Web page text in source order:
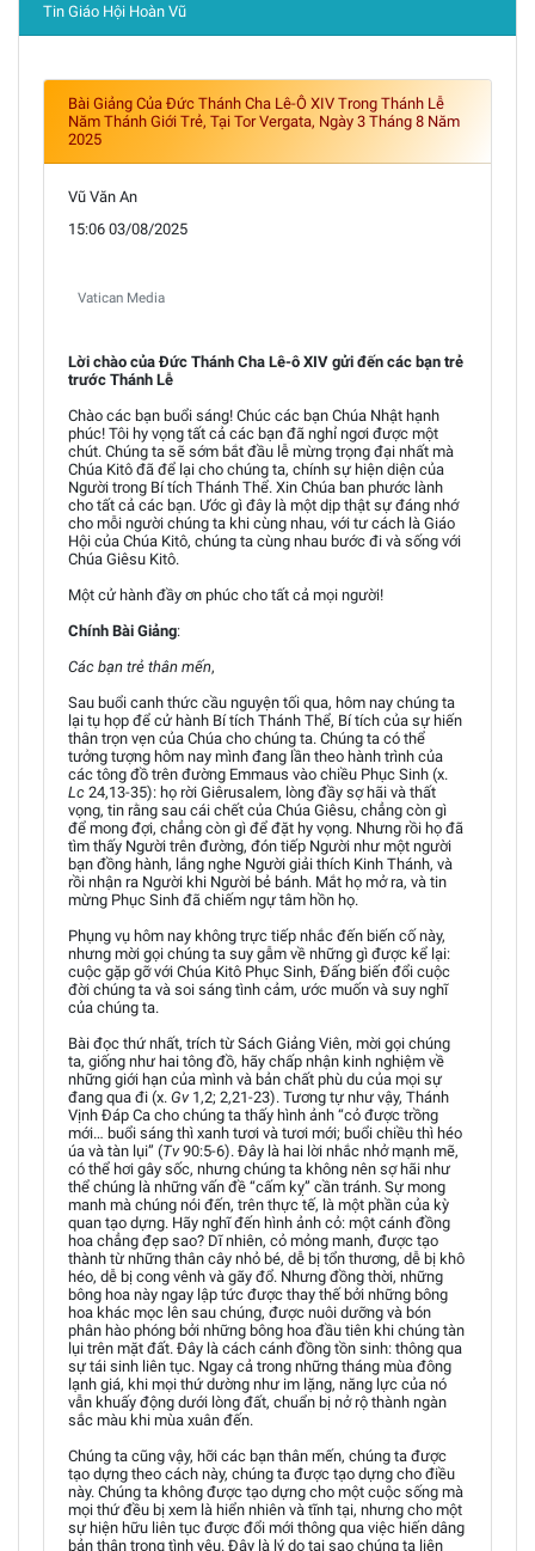
Tin Giáo Hội Hoàn Vũ
Bài Giảng Của Đức Thánh Cha Lê-Ô XIV Trong Thánh Lễ
Năm Thánh Giới Trẻ, Tại Tor Vergata, Ngày 3 Tháng 8 Năm
2025
Vũ Văn An
15:06 03/08/2025
Vatican Media
Lời chào của Đức Thánh Cha Lê-ô XIV gửi đến các bạn trẻ
trước Thánh Lễ
Chào các bạn buổi sáng! Chúc các bạn Chúa Nhật hạnh
phúc! Tôi hy vọng tất cả các bạn đã nghỉ ngơi được một
chút. Chúng ta sẽ sớm bắt đầu lễ mừng trọng đại nhất mà
Chúa Kitô đã để lại cho chúng ta, chính sự hiện diện của
Người trong Bí tích Thánh Thể. Xin Chúa ban phước lành
cho tất cả các bạn. Ước gì đây là một dịp thật sự đáng nhớ
cho mỗi người chúng ta khi cùng nhau, với tư cách là Giáo
Hội của Chúa Kitô, chúng ta cùng nhau bước đi và sống với
Chúa Giêsu Kitô.
Một cử hành đầy ơn phúc cho tất cả mọi người!
Chính Bài Giảng:
Các bạn trẻ thân mến,
Sau buổi canh thức cầu nguyện tối qua, hôm nay chúng ta
lại tụ họp để cử hành Bí tích Thánh Thể, Bí tích của sự hiến
thân trọn vẹn của Chúa cho chúng ta. Chúng ta có thể
tưởng tượng hôm nay mình đang lần theo hành trình của
các tông đồ trên đường Emmaus vào chiều Phục Sinh (x.
Lc 24,13-35): họ rời Giêrusalem, lòng đầy sợ hãi và thất
vọng, tin rằng sau cái chết của Chúa Giêsu, chẳng còn gì
để mong đợi, chẳng còn gì để đặt hy vọng. Nhưng rồi họ đã
tìm thấy Người trên đường, đón tiếp Người như một người
bạn đồng hành, lắng nghe Người giải thích Kinh Thánh, và
rồi nhận ra Người khi Người bẻ bánh. Mắt họ mở ra, và tin
mừng Phục Sinh đã chiếm ngự tâm hồn họ.
Phụng vụ hôm nay không trực tiếp nhắc đến biến cố này,
nhưng mời gọi chúng ta suy gẫm về những gì được kể lại:
cuộc gặp gỡ với Chúa Kitô Phục Sinh, Đấng biến đổi cuộc
đời chúng ta và soi sáng tình cảm, ước muốn và suy nghĩ
của chúng ta.
Bài đọc thứ nhất, trích từ Sách Giảng Viên, mời gọi chúng
ta, giống như hai tông đồ, hãy chấp nhận kinh nghiệm về
những giới hạn của mình và bản chất phù du của mọi sự
đang qua đi (x. Gv1,2; 2,21-23). Tương tự như vậy, Thánh
Vịnh Đáp Ca cho chúng ta thấy hình ảnh “cỏ được trồng
mới… buổi sáng thì xanh tươi và tươi mới; buổi chiều thì héo
úa và tàn lụi” (Tv90:5-6). Đây là hai lời nhắc nhở mạnh mẽ,
có thể hơi gây sốc, nhưng chúng ta không nên sợ hãi như
thể chúng là những vấn đề “cấm kỵ” cần tránh. Sự mong
manh mà chúng nói đến, trên thực tế, là một phần của kỳ
quan tạo dựng. Hãy nghĩ đến hình ảnh cỏ: một cánh đồng
hoa chẳng đẹp sao? Dĩ nhiên, cỏ mỏng manh, được tạo
thành từ những thân cây nhỏ bé, dễ bị tổn thương, dễ bị khô
héo, dễ bị cong vênh và gãy đổ. Nhưng đồng thời, những
bông hoa này ngay lập tức được thay thế bởi những bông
hoa khác mọc lên sau chúng, được nuôi dưỡng và bón
phân hào phóng bởi những bông hoa đầu tiên khi chúng tàn
lụi trên mặt đất. Đây là cách cánh đồng tồn sinh: thông qua
sự tái sinh liên tục. Ngay cả trong những tháng mùa đông
lạnh giá, khi mọi thứ dường như im lặng, năng lực của nó
vẫn khuấy động dưới lòng đất, chuẩn bị nở rộ thành ngàn
sắc màu khi mùa xuân đến.
Chúng ta cũng vậy, hỡi các bạn thân mến, chúng ta được
tạo dựng theo cách này, chúng ta được tạo dựng cho điều
này. Chúng ta không được tạo dựng cho một cuộc sống mà
mọi thứ đều bị xem là hiển nhiên và tĩnh tại, nhưng cho một
sự hiện hữu liên tục được đổi mới thông qua việc hiến dâng
bản thân trong tình yêu. Đây là lý do tại sao chúng ta liên